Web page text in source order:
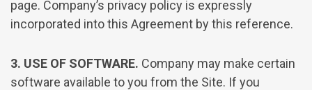
page. Company’s privacy policy is expressly
incorporated into this Agreement by this reference.
3. USE OF SOFTWARE. Company may make certain
software available to you from the Site. If you